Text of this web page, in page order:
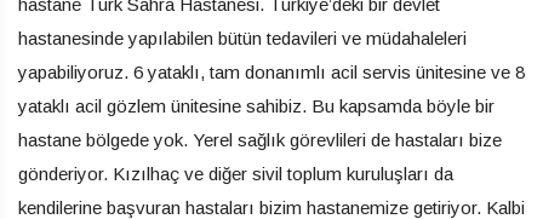
hastane Türk Sahra Hastanesi. Türkiye’deki bir devlet
hastanesinde yapılabilen bütün tedavileri ve müdahaleleri
yapabiliyoruz. 6 yataklı, tam donanımlı acil servis ünitesine ve 8
yataklı acil gözlem ünitesine sahibiz. Bu kapsamda böyle bir
hastane bölgede yok. Yerel sağlık görevlileri de hastaları bize
gönderiyor. Kızılhaç ve diğer sivil toplum kuruluşları da
kendilerine başvuran hastaları bizim hastanemize getiriyor. Kalbi